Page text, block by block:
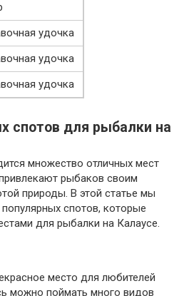
удочка
удочка
удочка
спотов для рыбалки на
множество отличных мест
рыбаков своим
природы. В этой статье мы
спотов, которые
для рыбалки на Калаусе.
место для любителей
можно поймать много видов